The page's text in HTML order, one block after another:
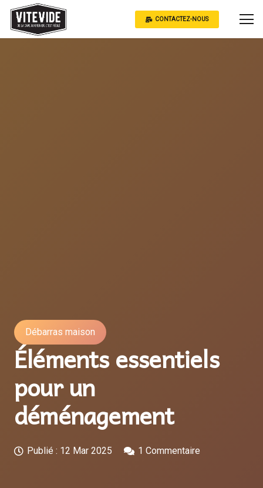
CONTACTEZ-NOUS
Débarras maison
Éléments essentiels
pour un
déménagement
Publié : 12 Mar 2025 1 Commentaire